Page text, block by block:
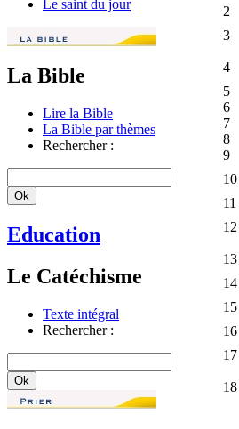
Le saint du jour
La Bible
Lire la Bible
La Bible par thèmes
Rechercher :
Education
Le Catéchisme
Texte intégral
Rechercher :
2
3
4
5
6
7
8
9
10
11
12
13
14
15
16
17
18